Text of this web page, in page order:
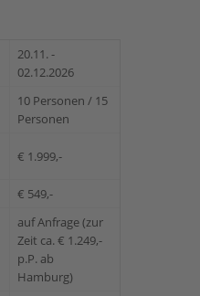
20.11. -
02.12.2026
10 Personen / 15
Personen
€ 1.999,-
€ 549,-
auf Anfrage (zur
Zeit ca. € 1.249,-
p.P. ab
Hamburg)